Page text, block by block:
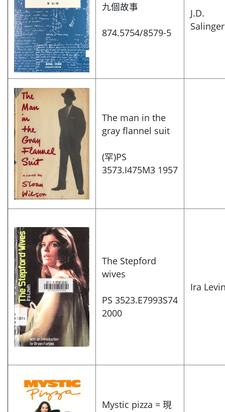
九個故事
874.5754/8579-5
J.D.
Salinger
The man in the
gray flannel suit
(罕)PS
3573.I475M3 1957
The Stepford
wives
PS 3523.E7993S74
2000
Ira
Mystic pizza = 現